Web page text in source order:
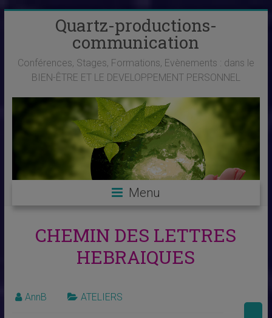
Quartz-productions-
communication
Conférences, Stages, Formations, Evènements : dans le
BIEN-ÊTRE ET LE DEVELOPPEMENT PERSONNEL
Menu
CHEMIN DES LETTRES
HEBRAIQUES
AnnB ATELIERS